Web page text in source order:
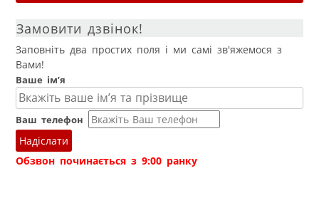
Замовити дзвінок!
Заповніть два простих поля і ми самі зв'яжемося з
Вами!
Ваше ім’я
Ваш телефон
Надіслати
Обзвон починається з 9:00 ранку